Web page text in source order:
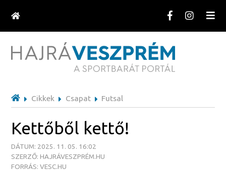
Cikkek Csapat Futsal
Kettőből kettő!
DÁTUM: 2025. 11. 05. 16:02
SZERZŐ: HAJRÁVESZPRÉM.HU
FORRÁS: VESC.HU